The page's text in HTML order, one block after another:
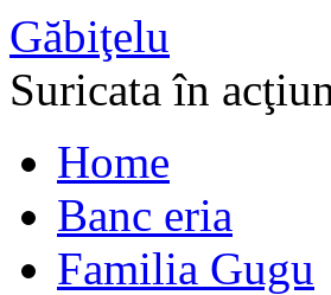
Găbiţelu
Suricata în
Home
Banc eria
Familia Gugu